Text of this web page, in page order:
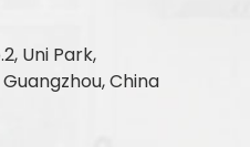
Uni Park,
China